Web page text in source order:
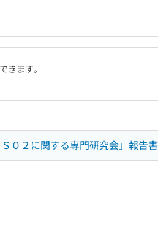
きます。
０２に関する専門研究会」報告書